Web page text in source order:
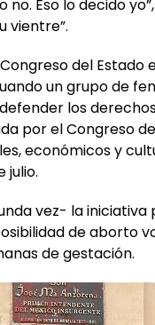
Eso lo decido
vientre”.
del Estado
un grupo de
los
por el Congreso
económicos y
julio.
vez- la
de aborto
de gestación.